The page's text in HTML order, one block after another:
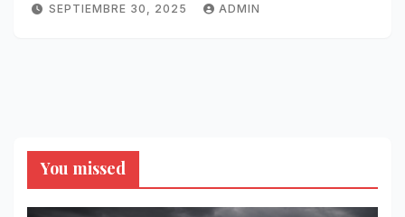
SEPTIEMBRE 30, 2025 ADMIN
You missed